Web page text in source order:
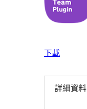
下載
詳細資料